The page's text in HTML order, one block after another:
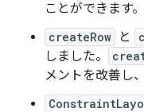
ことができます
createRow と
しました。
メントを改善し